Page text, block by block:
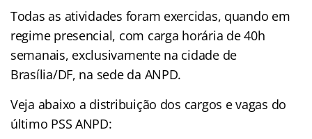
Todas as atividades foram exercidas, quando em
regime presencial, com carga horária de 40h
semanais, exclusivamente na cidade de
Brasília/DF, na sede da ANPD.
Veja abaixo a distribuição dos cargos e vagas do
último PSS ANPD: